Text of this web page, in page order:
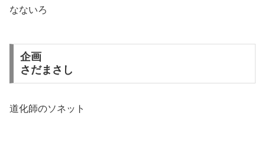
なないろ
企画
さだまさし
道化師のソネット